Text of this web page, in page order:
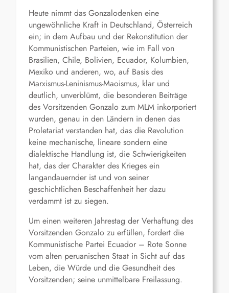
Heute nimmt das Gonzalodenken eine
ungewöhnliche Kraft in Deutschland, Österreich
ein; in dem Aufbau und der Rekonstitution der
Kommunistischen Parteien, wie im Fall von
Brasilien, Chile, Bolivien, Ecuador, Kolumbien,
Mexiko und anderen, wo, auf Basis des
Marxismus-Leninismus-Maoismus, klar und
deutlich, unverblümt, die besonderen Beiträge
des Vorsitzenden Gonzalo zum MLM inkorporiert
wurden, genau in den Ländern in denen das
Proletariat verstanden hat, das die Revolution
keine mechanische, lineare sondern eine
dialektische Handlung ist, die Schwierigkeiten
hat, das der Charakter des Krieges ein
langandauernder ist und von seiner
geschichtlichen Beschaffenheit her dazu
verdammt ist zu siegen.
Um einen weiteren Jahrestag der Verhaftung des
Vorsitzenden Gonzalo zu erfüllen, fordert die
Kommunistische Partei Ecuador – Rote Sonne
vom alten peruanischen Staat in Sicht auf das
Leben, die Würde und die Gesundheit des
Vorsitzenden; seine unmittelbare Freilassung.